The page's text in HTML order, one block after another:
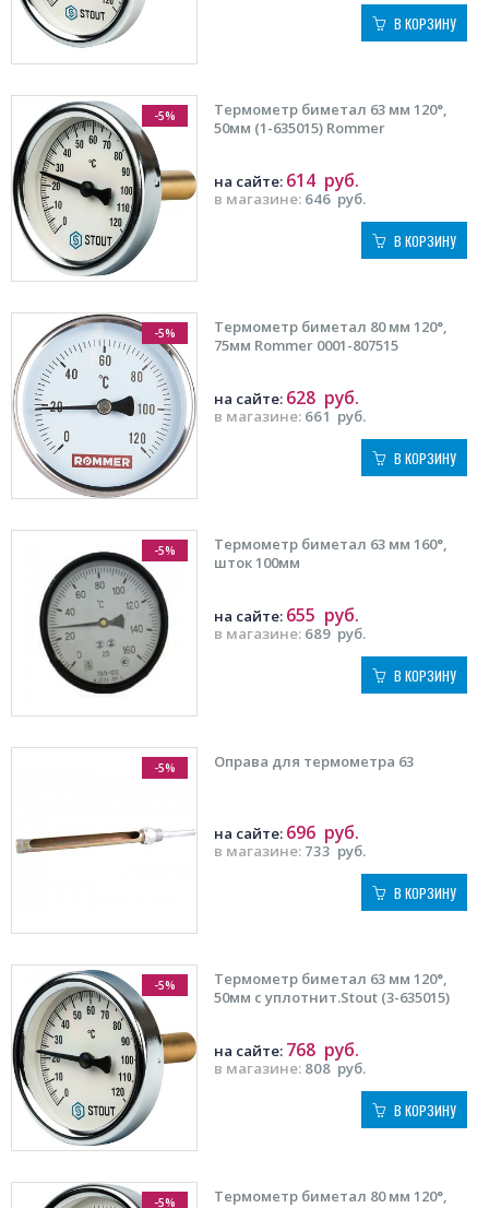
В КОРЗИНУ
-5%
Термометр биметал 63 мм 120°,
50мм (1-635015) Rommer
в магазине: 646 руб.
на сайте: 614 руб.
В КОРЗИНУ
-5%
Термометр биметал 80 мм 120°,
75мм Rommer 0001-807515
в магазине: 661 руб.
на сайте: 628 руб.
В КОРЗИНУ
-5%
Термометр биметал 63 мм 160°,
шток 100мм
в магазине: 689 руб.
на сайте: 655 руб.
В КОРЗИНУ
-5% Оправа для термометра 63
в магазине: 733 руб.
на сайте: 696 руб.
В КОРЗИНУ
-5%
Термометр биметал 63 мм 120°,
50мм с уплотнит.Stout (3-635015)
в магазине: 808 руб.
на сайте: 768 руб.
В КОРЗИНУ
-5%
Термометр биметал 80 мм 120°,